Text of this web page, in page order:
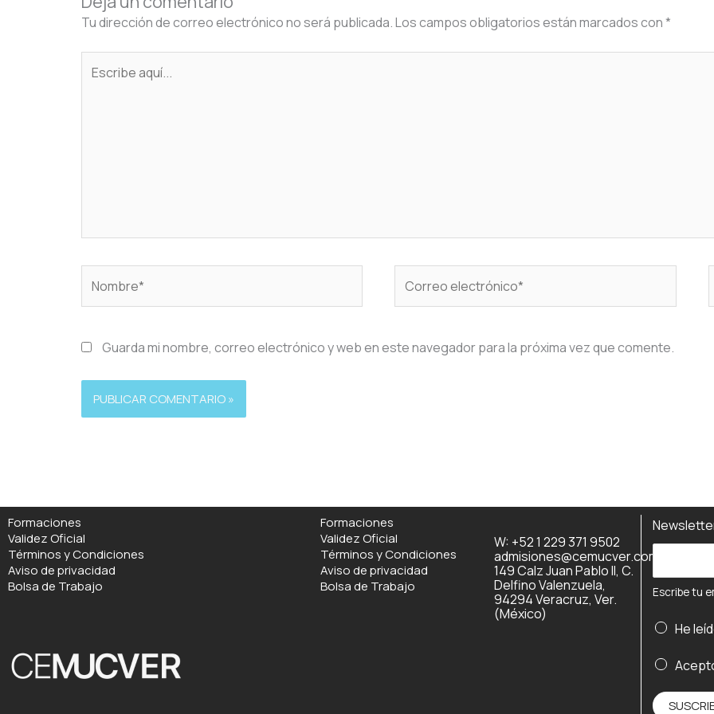
Tu dirección de correo electrónico no será publicada.Los campos obligatorios están marcados con*
aquí...
electrónico*
Guarda mi nombre, correo electrónico y web en este navegador para la próxima vez que comente.
Formaciones
Validez Oficial
Términos y Condiciones
Aviso de privacidad
Bolsa de Trabajo
Formaciones
Validez Oficial
Términos y Condiciones
Aviso de privacidad
Bolsa de Trabajo
W: +52 1 229 371 9502
admisiones@cemucver.com
149 Calz Juan Pablo II, C.
Delfino Valenzuela,
94294 Veracruz, Ver.
(México)
s
c
b
t
Escribe tu
He
e
a